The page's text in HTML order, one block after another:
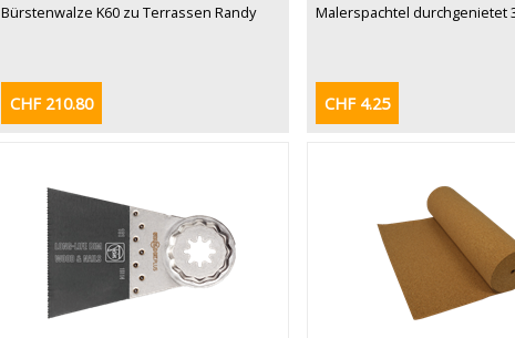
Bürstenwalze K60 zu Terrassen Randy
CHF 210.80
Malerspachtel durchgenietet
CHF 4.25